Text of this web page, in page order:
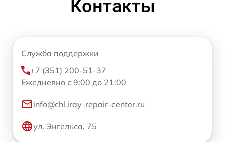
Контакты
Служба поддержки
+7 (351) 200-51-37
Ежедневно с 9:00 до 21:00
info@chl.iray-repair-center.ru
ул. Энгельса, 75